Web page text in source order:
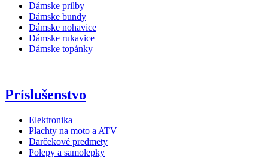
Dámske prilby
Dámske bundy
Dámske nohavice
Dámske rukavice
Dámske topánky
Príslušenstvo
Elektronika
Plachty na moto a ATV
Darčekové predmety
Polepy a samolepky